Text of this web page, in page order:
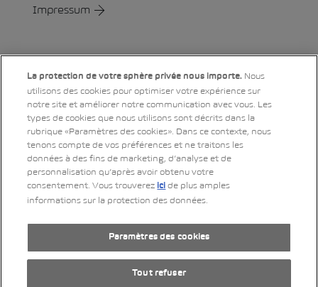
Impressum
LinkedIn
XingTwitterYouTube
Instagram
Impressum
Déclaration de protection des données
by Web­sa­mu­rai AG
La protection de votre sphère privée nous importe. Nous
utilisons des cookies pour optimiser votre expérience sur
notre site et améliorer notre communication avec vous. Les
types de cookies que nous utilisons sont décrits dans la
rubrique «Paramètres des cookies». Dans ce contexte, nous
tenons compte de vos préférences et ne traitons les
données à des fins de marketing, d’analyse et de
personnalisation qu’après avoir obtenu votre
consentement. Vous trouverez ici de plus amples
informations sur la protection des données.
Paramètres des cookies
Tout refuser